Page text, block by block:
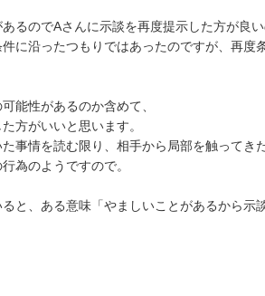
るのでAさんに示談を再度提示した方が良
に沿ったつもりではあったのですが、再度
能性があるのか含めて、
方がいいと思います。
事情を読む限り、相手から局部を触ってきた
為のようですので。
と、ある意味「やましいことがあるから示